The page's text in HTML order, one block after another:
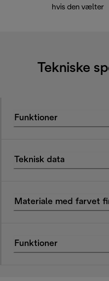
hvis den vælter
Tekniske
Funktioner
Teknisk data
Materiale med farvet
Funktioner